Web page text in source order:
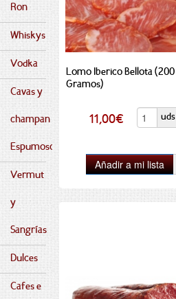
Ron
Whiskys
Vodka
Cavas y
champan
Espumosos
Vermut
y
Sangrías
Dulces
Cafes e
Lomo Iberico Bellota (200
Gramos)
11,00€ uds